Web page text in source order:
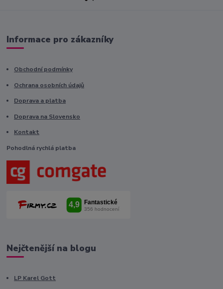
Informace pro zákazníky
Obchodní podmínky
Ochrana osobních údajů
Doprava a platba
Doprava na Slovensko
Kontakt
Pohodlná rychlá platba
Nejčtenější na blogu
LP Karel Gott